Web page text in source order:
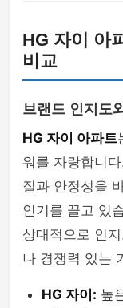
HG 자이 아
비교
브랜드 인지도
HG 자이 아파트
워를 자랑합니
질과 안정성을
인기를 끌고 있
상대적으로 인
나 경쟁력 있는
HG 자이: 높